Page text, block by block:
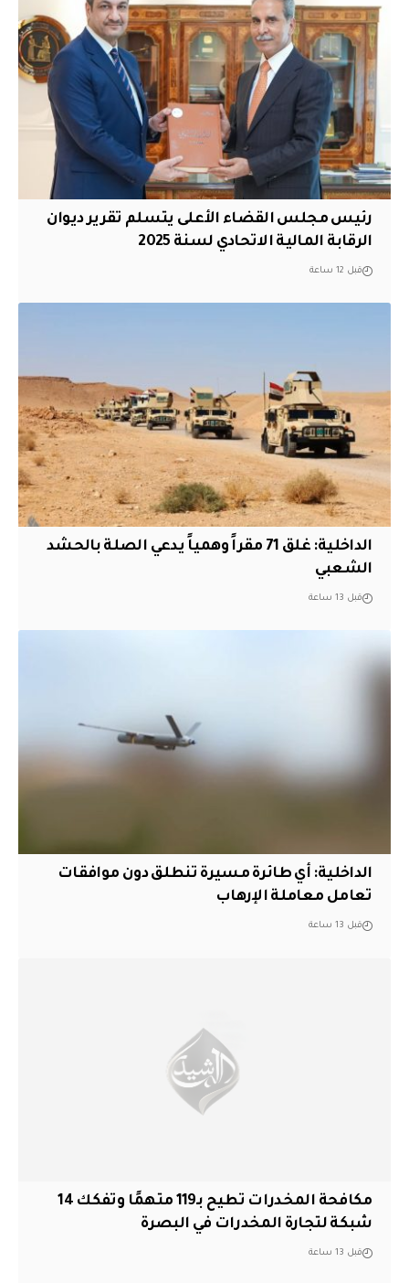
رئيس مجلس القضاء الأعلى يتسلم تقرير ديوان
الرقابة المالية الاتحادي لسنة 2025
قبل 12 ساعة
الداخلية: غلق 71 مقراً وهمياً يدعي الصلة بالحشد
الشعبي
قبل 13 ساعة
الداخلية: أي طائرة مسيرة تنطلق دون موافقات
تعامل معاملة الإرهاب
قبل 13 ساعة
مكافحة المخدرات تطيح بـ119 متهمًا وتفكك 14
شبكة لتجارة المخدرات في البصرة
قبل 13 ساعة